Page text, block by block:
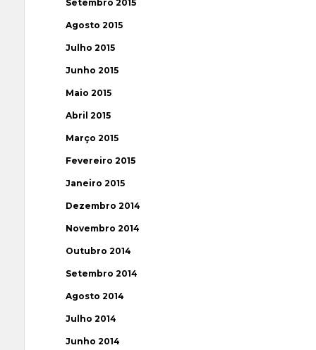
Setembro 2015
Agosto 2015
Julho 2015
Junho 2015
Maio 2015
Abril 2015
Março 2015
Fevereiro 2015
Janeiro 2015
Dezembro 2014
Novembro 2014
Outubro 2014
Setembro 2014
Agosto 2014
Julho 2014
Junho 2014